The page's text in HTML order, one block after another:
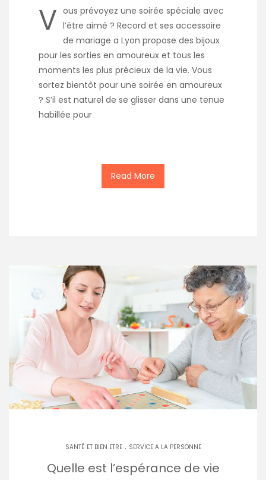
V ous prévoyez une soirée spéciale avec
l’être aimé ? Record et ses accessoire
de mariage a Lyon propose des bijoux
pour les sorties en amoureux et tous les
moments les plus précieux de la vie. Vous
sortez bientôt pour une soirée en amoureux
? S’il est naturel de se glisser dans une tenue
habillée pour
Read More
SANTÉ ET BIEN ETRE. SERVICE A LA PERSONNE
Quelle est l’espérance de vie